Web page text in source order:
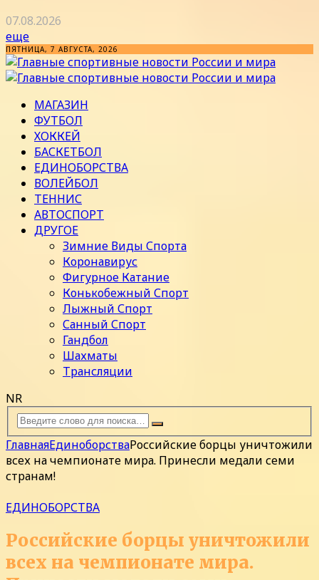
07.08.2026
еще
ПЯТНИЦА, 7 АВГУСТА, 2026
МАГАЗИН
ФУТБОЛ
ХОККЕЙ
БАСКЕТБОЛ
ЕДИНОБОРСТВА
ВОЛЕЙБОЛ
ТЕННИС
АВТОСПОРТ
ДРУГОЕ
Зимние Виды Спорта
Коронавирус
Фигурное Катание
Конькобежный Спорт
Лыжный Спорт
Санный Спорт
Гандбол
Шахматы
Трансляции
NR
ГлавнаяЕдиноборстваРоссийские борцы уничтожили
всех на чемпионате мира. Принесли медали семи
странам!
ЕДИНОБОРСТВА
Российские борцы уничтожили
всех на чемпионате мира.